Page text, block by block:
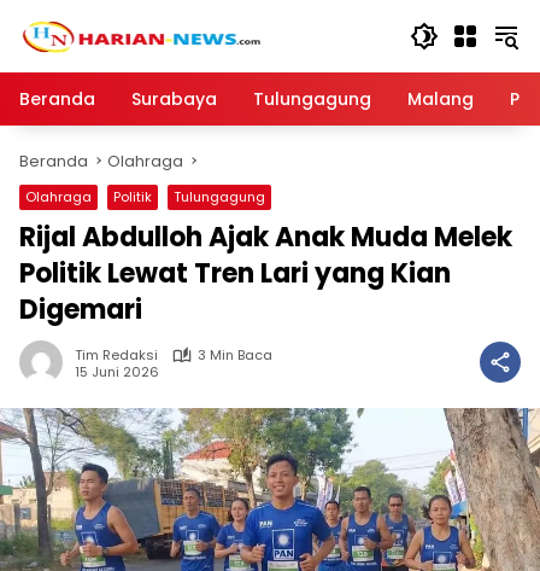
Beranda
Surabaya Tulungagung Malang
Beranda Olahraga
Olahraga Politik Tulungagung
Rijal Abdulloh Ajak Anak Muda Melek
Politik Lewat Tren Lari yang Kian
Digemari
Tim Redaksi
3 Min Baca
15 Juni 2026